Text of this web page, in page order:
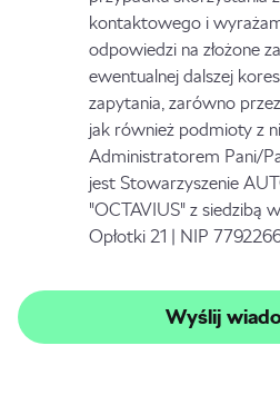
kontaktowego i
odpowiedzi na złożone
ewentualnej dalszej
zapytania, zarówno
jak również podmioty z
Administratorem Pani/
jest Stowarzyszenie
"OCTAVIUS" z siedzibą
Opłotki 21 | NIP